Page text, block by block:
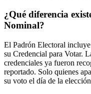
¿Qué diferencia
Nominal?
El Padrón Electoral
su Credencial para Votar.
credenciales ya fueron
reportado. Solo quienes
su voto el día de la